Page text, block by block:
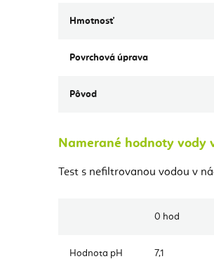
Hmotnosť
Povrchová úprava
Pôvod
Namerané hodnoty vody
Test s nefiltrovanou vodou v
0 hod
Hodnota pH 7,1